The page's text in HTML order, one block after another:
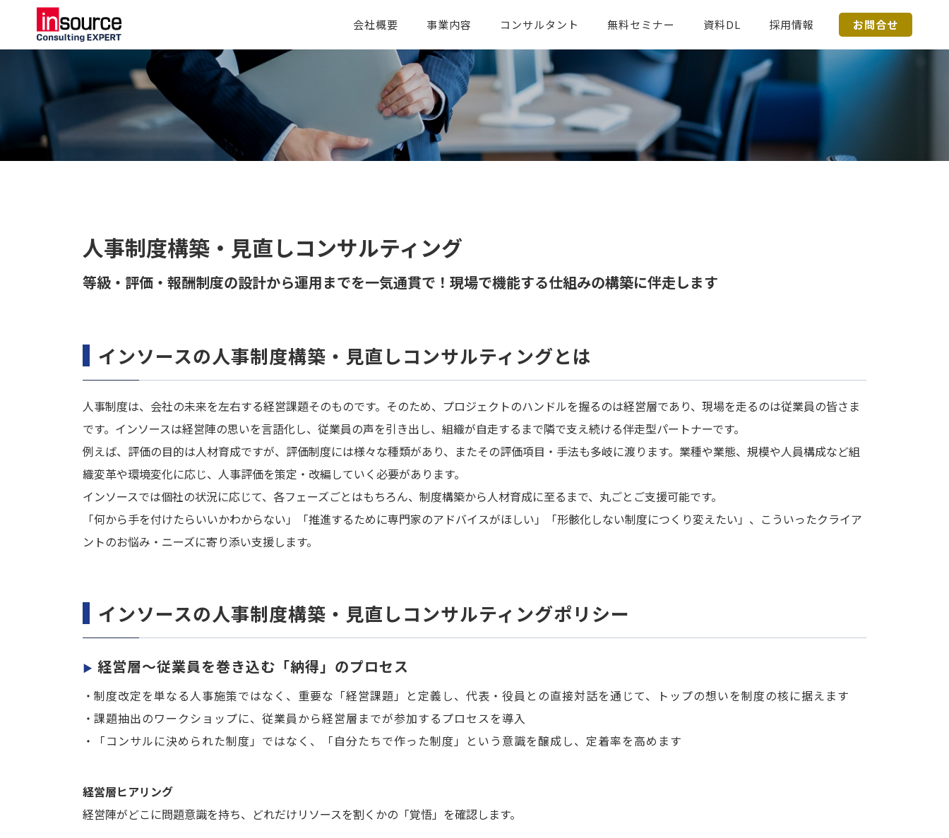
会社概要 事業内容 コンサルタント 無料セミナー 資料DL 採用情報 お問合せ
人事制度構築・見直しコンサルティング
等級・評価・報酬制度の設計から運用までを一気通貫で！現場で機能する仕組みの構築に伴走します
インソースの人事制度構築・見直しコンサルティングとは
人事制度は、会社の未来を左右する経営課題そのものです。そのため、プロジェクトのハンドルを握るのは経営層であり、現場を走るのは従業員の皆さま
です。インソースは経営陣の思いを言語化し、従業員の声を引き出し、組織が自走するまで隣で支え続ける伴走型パートナーです。
例えば、評価の目的は人材育成ですが、評価制度には様々な種類があり、またその評価項目・手法も多岐に渡ります。業種や業態、規模や人員構成など組
織変革や環境変化に応じ、人事評価を策定・改編していく必要があります。
インソースでは個社の状況に応じて、各フェーズごとはもちろん、制度構築から人材育成に至るまで、丸ごとご支援可能です。
「何から手を付けたらいいかわからない」「推進するために専門家のアドバイスがほしい」「形骸化しない制度につくり変えたい」、こういったクライア
ントのお悩み・ニーズに寄り添い支援します。
インソースの人事制度構築・見直しコンサルティングポリシー
▶ 経営層～従業員を巻き込む「納得」のプロセス
制度改定を単なる人事施策ではなく、重要な「経営課題」と定義し、代表・役員との直接対話を通じて、トップの想いを制度の核に据えます
課題抽出のワークショップに、従業員から経営層までが参加するプロセスを導入
「コンサルに決められた制度」ではなく、「自分たちで作った制度」という意識を醸成し、定着率を高めます
経営層ヒアリング
経営陣がどこに問題意識を持ち、どれだけリソースを割くかの「覚悟」を確認します。